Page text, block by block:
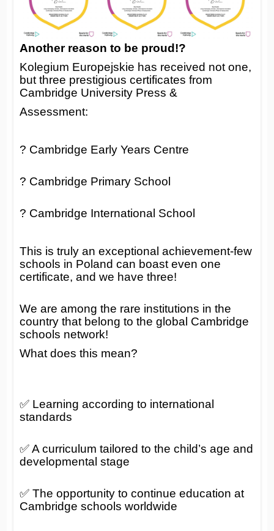
Another reason to be proud!?
Kolegium Europejskie has received not one,
but three prestigious certificates from
Cambridge University Press &
Assessment:
? Cambridge Early Years Centre
? Cambridge Primary School
? Cambridge International School
This is truly an exceptional achievement-few
schools in Poland can boast even one
certificate, and we have three!
We are among the rare institutions in the
country that belong to the global Cambridge
schools network!
What does this mean?
✅ Learning according to international
standards
✅ A curriculum tailored to the child’s age and
developmental stage
✅ The opportunity to continue education at
Cambridge schools worldwide